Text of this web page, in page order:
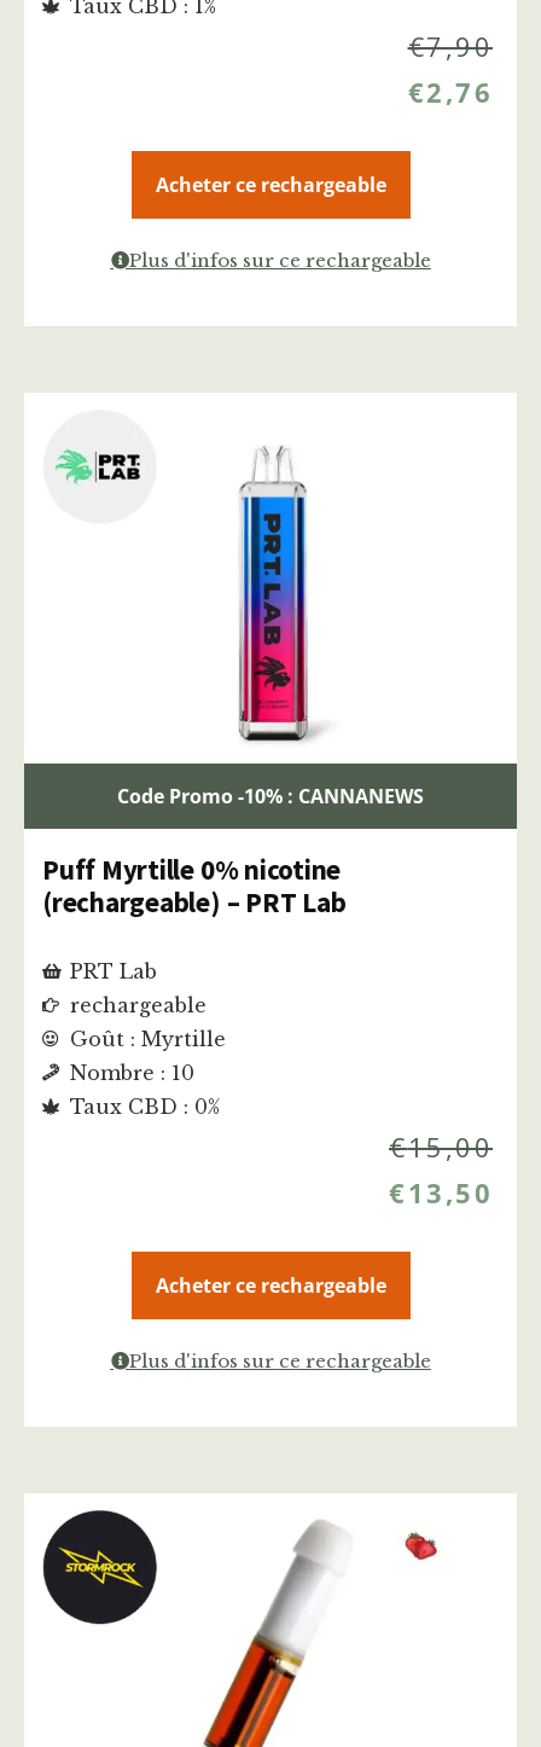
Taux CBD : 1%
€7,90
€2,76
Acheter ce rechargeable
Plus d'infos sur ce rechargeable
Code Promo -10% : CANNANEWS
Puff Myrtille 0% nicotine
(rechargeable) – PRT Lab
PRT Lab
rechargeable
Goût : Myrtille
Nombre : 10
Taux CBD : 0%
€15,00
€13,50
Acheter ce rechargeable
Plus d'infos sur ce rechargeable